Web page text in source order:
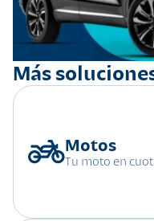
Más
Tu moto en